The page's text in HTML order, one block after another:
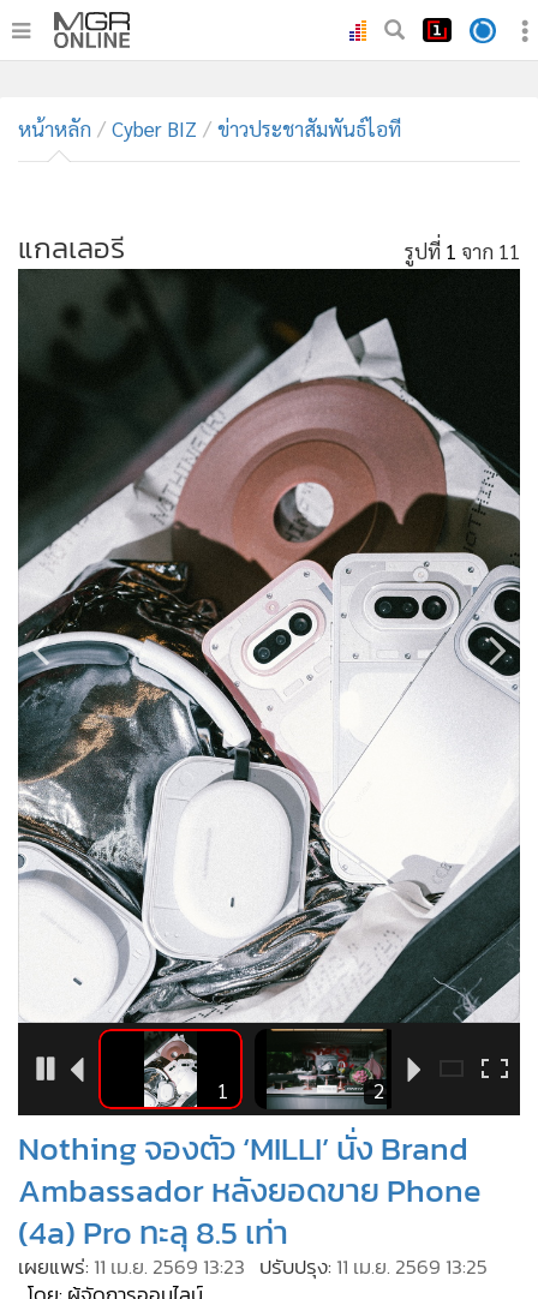
• ทันเหตุการณ์
• ภาคใต้
• Online Section
• บันเทิง
ผู้จัดการรายวัน
คอลัมนิสต์
CbizReview
•
ผู้จัดกวน
• Good health & Well-being
• Green Innovation & SD
• Management & HR
• MGR Live
• Infographic
• การเมือง
• ท่องเที่ยว
• กีฬา
• ต่างประเทศ
• Special Scoop
เศรษฐกิจ-ธุรกิจ
ชุมชน-คุณภาพชีวิต
• อาชญากรรม
Motoring
• วิทยาศาสตร์
• หุ้น
• อินโดจีน
• กองทุนรวม
Nothing จองตัว ‘MILLI’ นั่ง Brand
Ambassador หลังยอดขาย Phone
(4a) Pro ทะลุ 8.5 เท่า
เผยแพร่: 11 เม.ย. 2569 13:23 ปรับปรุง:
โดย: ผู้จัดการออนไลน์
หน้าหลัก ข่าวประชาสัมพันธ์ไอที
แกลเลอรี รูปที่
11 2